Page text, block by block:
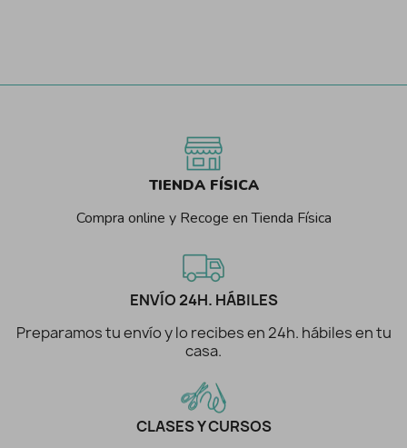
TIENDA FÍSICA
Compra online y Recoge en Tienda Física
ENVÍO 24H. HÁBILES
Preparamos tu envío y lo recibes en 24h. hábiles en tu
casa.
CLASES Y CURSOS